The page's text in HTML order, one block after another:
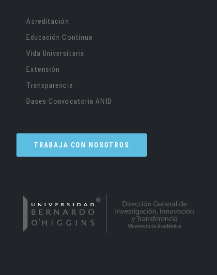
Acreditación
Educación Continua
Vida Universitaria
Extensión
Transparencia
Bases Convocatoria ANID
TRABAJA CON NOSOTROS